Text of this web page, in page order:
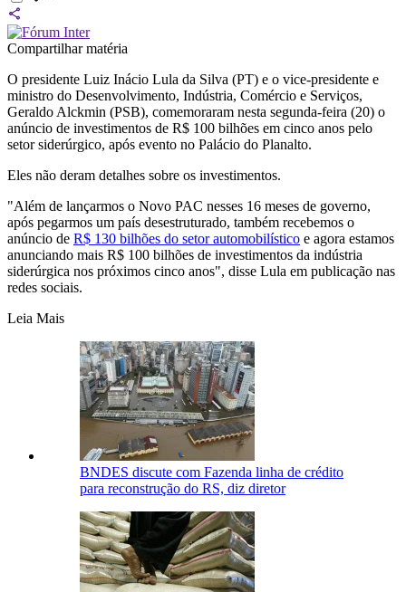
Compartilhar matéria
O presidente Luiz Inácio Lula da Silva (PT) e o vice-presidente e
ministro do Desenvolvimento, Indústria, Comércio e Serviços,
Geraldo Alckmin (PSB), comemoraram nesta segunda-feira (20) o
anúncio de investimentos de R$ 100 bilhões em cinco anos pelo
setor siderúrgico, após evento no Palácio do Planalto.
Eles não deram detalhes sobre os investimentos.
"Além de lançarmos o Novo PAC nesses 16 meses de governo,
após pegarmos um país desestruturado, também recebemos o
anúncio de R$ 130 bilhões do setor automobilístico e agora estamos
anunciando mais R$ 100 bilhões de investimentos da indústria
siderúrgica nos próximos cinco anos", disse Lula em publicação nas
redes sociais.
Leia Mais
BNDES discute com Fazenda linha de crédito
para reconstrução do RS, diz diretor